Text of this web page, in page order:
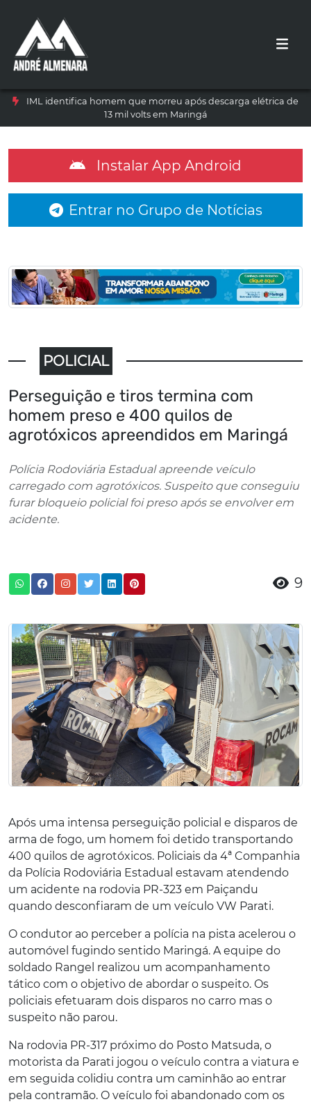
IML identifica homem que morreu após descarga elétrica de
13 mil volts em Maringá
Instalar App Android
Entrar no Grupo de Notícias
POLICIAL
Perseguição e tiros termina com
homem preso e 400 quilos de
agrotóxicos apreendidos em Maringá
Polícia Rodoviária Estadual apreende veículo
carregado com agrotóxicos. Suspeito que conseguiu
furar bloqueio policial foi preso após se envolver em
acidente.
9
Após uma intensa perseguição policial e disparos de
arma de fogo, um homem foi detido transportando
400 quilos de agrotóxicos. Policiais da 4ª Companhia
da Polícia Rodoviária Estadual estavam atendendo
um acidente na rodovia PR-323 em Paiçandu
quando desconfiaram de um veículo VW Parati.
O condutor ao perceber a polícia na pista acelerou o
automóvel fugindo sentido Maringá. A equipe do
soldado Rangel realizou um acompanhamento
tático com o objetivo de abordar o suspeito. Os
policiais efetuaram dois disparos no carro mas o
suspeito não parou.
Na rodovia PR-317 próximo do Posto Matsuda, o
motorista da Parati jogou o veículo contra a viatura e
em seguida colidiu contra um caminhão ao entrar
pela contramão. O veículo foi abandonado com os